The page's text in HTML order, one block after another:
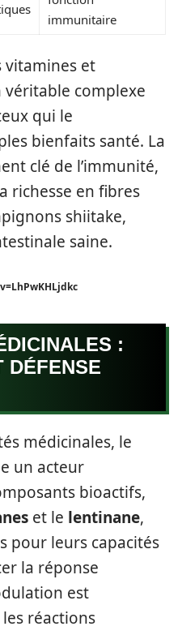
immunitaire
vitamines et
complexe
qui le
bienfaits santé. La
clé de l’immunité,
richesse en fibres
shiitake,
saine.
:
DÉFENSE
médicinales, le
un acteur
bioactifs,
et le lentinane,
pour leurs capacités
la réponse
est
réactions